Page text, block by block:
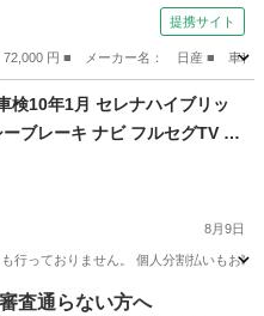
提携サイト
円 ■ メーカー名： 日産 ■ 車
検10年1月 セレナハイブリッ
ーブレーキ ナビ フルセグTV Bl
ウンモニター バックカメラ 両
キー クルコン LEDライト ET
8月9日
行っておりません。 個人分割払いもお
車両
査通らない方へ